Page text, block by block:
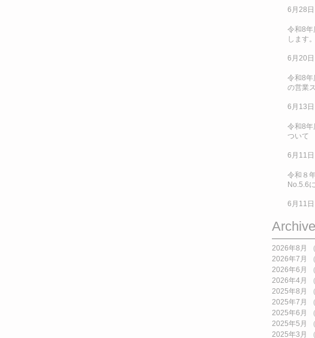
6月28日
令和8年
します。
6月20日
令和8年
の営業
6月13日
令和8
ついて
6月11日
令和８
No.5.6
6月11日
Archive
2026年8月
2026年7月
2026年6月
2026年4月
2025年8月
2025年7月
2025年6月
2025年5月
2025年3月